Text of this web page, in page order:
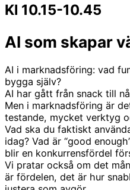
Kl 10.15-10.45
AI som skapar
AI i marknadsföring: vad
bygga själv?
AI har gått från snack till
Men i marknadsföring är
testande, mycket verktyg
Vad ska du faktiskt
idag? Vad är “good
blir en konkurrensfördel
Vi pratar också om det
är fördelen, det är hur